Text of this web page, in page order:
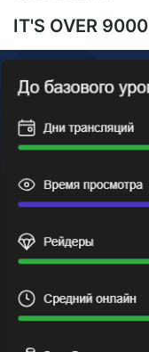
IT'S OVER 9000